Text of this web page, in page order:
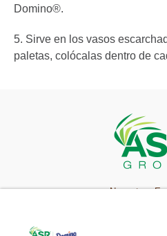
Domino®.
Sirve en los vasos
paletas, colócalas dentro de
Nuestra